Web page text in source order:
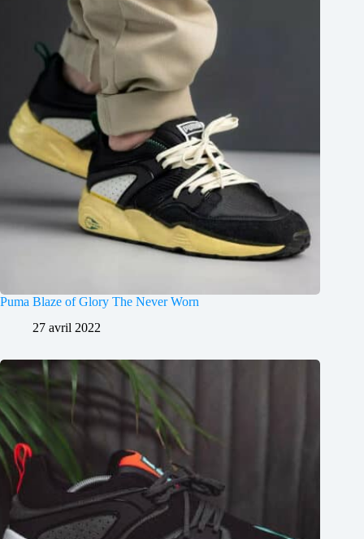
Puma Blaze of Glory The Never Worn
27 avril 2022